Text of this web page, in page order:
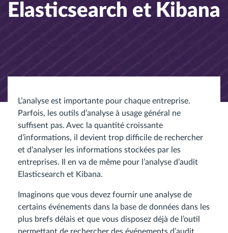
Elasticsearch et Kibana
L’analyse est importante pour chaque entreprise.
Parfois, les outils d’analyse à usage général ne
suffisent pas. Avec la quantité croissante
d’informations, il devient trop difficile de rechercher
et d’analyser les informations stockées par les
entreprises. Il en va de même pour l’analyse d’audit
Elasticsearch et Kibana.
Imaginons que vous devez fournir une analyse de
certains événements dans la base de données dans les
plus brefs délais et que vous disposez déjà de l’outil